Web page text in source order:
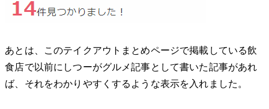
あとは、このテイクアウトまとめページで掲載している飲
食店で以前にしつーがグルメ記事として書いた記事があれ
ば、それをわかりやすくするような表示を入れました。